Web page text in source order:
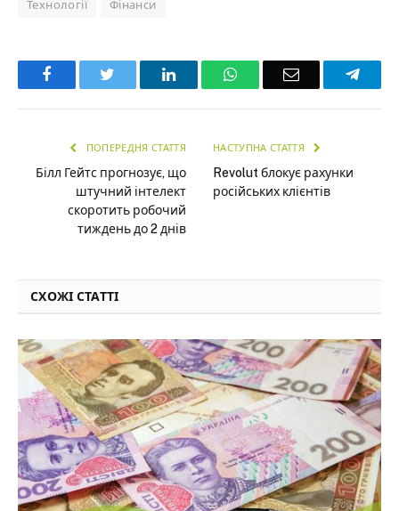
Технології Фінанси
Facebook LinkedInWhatsAppEmail
ПОПЕРЕДНЯ СТАТТЯ
Білл Гейтс прогнозує, що
штучний інтелект
скоротить робочий
тиждень до 2 днів
НАСТУПНА СТАТТЯ
Revolut блокує рахунки
російських клієнтів
СХОЖІ СТАТТІ